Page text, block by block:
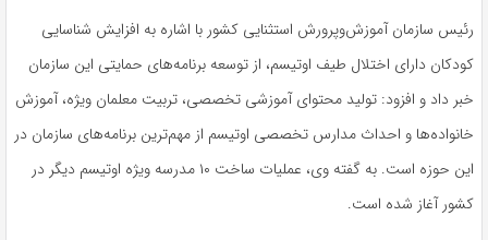
رئیس سازمان آموزش‌وپرورش استثنایی کشور با اشاره به افزایش شناسایی
کودکان دارای اختلال طیف اوتیسم، از توسعه برنامه‌های حمایتی این سازمان
خبر داد و افزود: تولید محتوای آموزشی تخصصی، تربیت معلمان ویژه، آموزش
خانواده‌ها و احداث مدارس تخصصی اوتیسم از مهم‌ترین برنامه‌های سازمان در
این حوزه است. به گفته وی، عملیات ساخت ۱۰ مدرسه ویژه اوتیسم دیگر در
کشور آغاز شده است.